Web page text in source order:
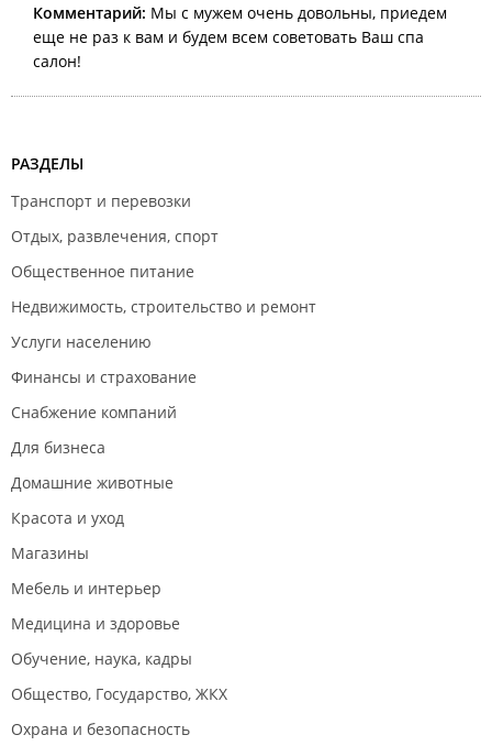
Комментарий: Мы с мужем очень довольны, приедем
еще не раз к вам и будем всем советовать Ваш спа
салон!
РАЗДЕЛЫ
Транспорт и перевозки
Отдых, развлечения, спорт
Общественное питание
Недвижимость, строительство и ремонт
Услуги населению
Финансы и страхование
Снабжение компаний
Для бизнеса
Домашние животные
Красота и уход
Магазины
Мебель и интерьер
Медицина и здоровье
Обучение, наука, кадры
Общество, Государство, ЖКХ
Охрана и безопасность